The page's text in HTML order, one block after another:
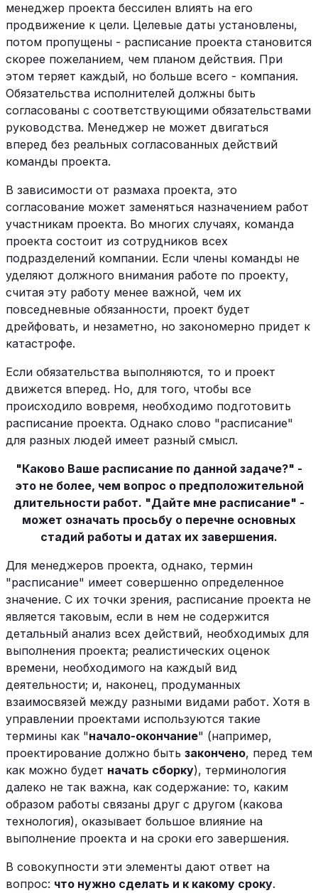
менеджер проекта бессилен влиять на его
продвижение к цели. Целевые даты установлены,
потом пропущены - расписание проекта становится
скорее пожеланием, чем планом действия. При
этом теряет каждый, но больше всего - компания.
Обязательства исполнителей должны быть
согласованы с соответствующими обязательствами
руководства. Менеджер не может двигаться
вперед без реальных согласованных действий
команды проекта.
В зависимости от размаха проекта, это
согласование может заменяться назначением работ
участникам проекта. Во многих случаях, команда
проекта состоит из сотрудников всех
подразделений компании. Если члены команды не
уделяют должного внимания работе по проекту,
считая эту работу менее важной, чем их
повседневные обязанности, проект будет
дрейфовать, и незаметно, но закономерно придет к
катастрофе.
Если обязательства выполняются, то и проект
движется вперед. Но, для того, чтобы все
происходило вовремя, необходимо подготовить
расписание проекта. Однако слово "расписание"
для разных людей имеет разный смысл.
"Каково Ваше расписание по данной задаче?" -
это не более, чем вопрос о предположительной
длительности работ. "Дайте мне расписание" -
может означать просьбу о перечне основных
стадий работы и датах их завершения.
Для менеджеров проекта, однако, термин
"расписание" имеет совершенно определенное
значение. С их точки зрения, расписание проекта не
является таковым, если в нем не содержится
детальный анализ всех действий, необходимых для
выполнения проекта; реалистических оценок
времени, необходимого на каждый вид
деятельности; и, наконец, продуманных
взаимосвязей между разными видами работ. Хотя в
управлении проектами используются такие
термины как "начало-окончание" (например,
проектирование должно быть закончено, перед тем
как можно будет начать сборку), терминология
далеко не так важна, как содержание: то, каким
образом работы связаны друг с другом (какова
технология), оказывает большое влияние на
выполнение проекта и на сроки его завершения.
В совокупности эти элементы дают ответ на
вопрос: что нужно сделать и к какому сроку.